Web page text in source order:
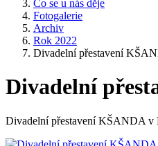
Co se u nás děje
Fotogalerie
Archiv
Rok 2022
Divadelní přestavení
Divadelní
Divadelní přestavení KŠANDA v